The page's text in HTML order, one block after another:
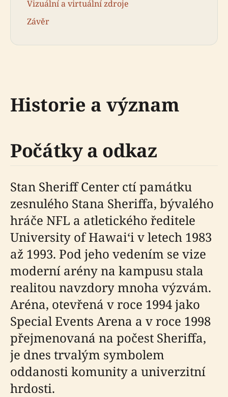
Vizuální a virtuální zdroje
Závěr
Historie a význam
Počátky a odkaz
Stan Sheriff Center ctí památku
zesnulého Stana Sheriffa, bývalého
hráče NFL a atletického ředitele
University of Hawaiʻi v letech 1983
až 1993. Pod jeho vedením se vize
moderní arény na kampusu stala
realitou navzdory mnoha výzvám.
Aréna, otevřená v roce 1994 jako
Special Events Arena a v roce 1998
přejmenovaná na počest Sheriffa,
je dnes trvalým symbolem
oddanosti komunity a univerzitní
hrdosti.